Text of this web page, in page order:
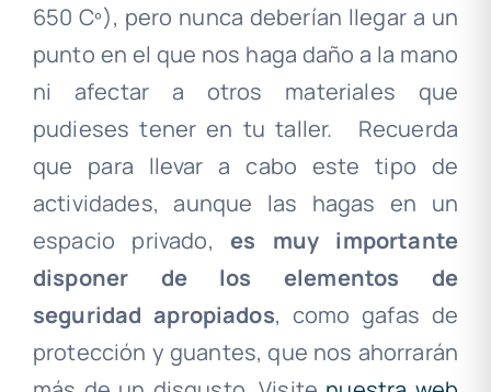
650 Cº), pero nunca deberían llegar a un
punto en el que nos haga daño a la mano
ni afectar a otros materiales que
pudieses tener en tu taller.
Recuerda
que para llevar a cabo este tipo de
actividades, aunque las hagas en un
espacio privado, es muy importante
disponer de los elementos de
seguridad apropiados, como gafas de
protección y guantes, que nos ahorrarán